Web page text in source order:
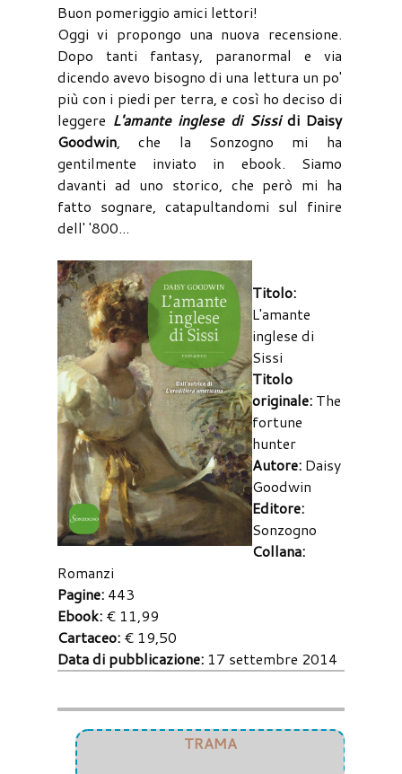
Buon pomeriggio amici lettori!
Oggi vi propongo una nuova recensione.
Dopo tanti fantasy, paranormal e via
dicendo avevo bisogno di una lettura un po'
più con i piedi per terra, e così ho deciso di
leggere L'amante inglese di Sissidi Daisy
Goodwin, che la Sonzogno mi ha
gentilmente inviato in ebook. Siamo
davanti ad uno storico, che però mi ha
fatto sognare, catapultandomi sul finire
dell' '800...
Titolo:
L'amante
inglese di
Sissi
Titolo
originale: The
fortune
hunter
Autore: Daisy
Goodwin
Editore:
Sonzogno
Collana:
Romanzi
Pagine: 443
Ebook: € 11,99
Cartaceo: € 19,50
Data di pubblicazione: 17 settembre 2014
TRAMA